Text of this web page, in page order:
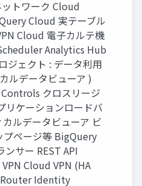
トワーク Cloud
Cloud 実テーブル
Cloud 電子カルテ機
Analytics Hub
ジェクト : データ利用
ルデータビューア )
クロスリージ
リケーションロードバ
ルデータビューア ビ
プページ等 BigQuery
ンサー REST API
Cloud VPN (HA
Identity